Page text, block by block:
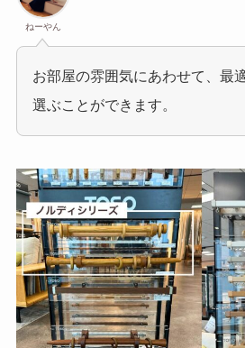
ねーやん
お部屋の雰囲気にあわせて、最
選ぶことができます。